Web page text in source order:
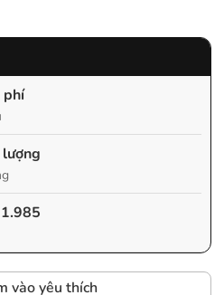
phí
vào yêu thích